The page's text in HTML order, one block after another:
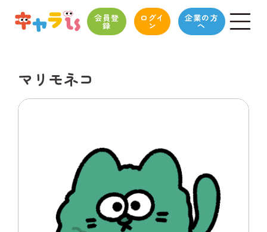
会員登
録
ログイ
ン
企業の方
へ
マリモネコ